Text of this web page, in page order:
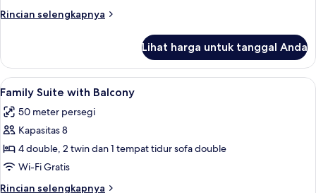
Rincian selengkapnya
Rincian
Superior
Room
with
Lihat harga untuk tanggal Anda
Lihat
semua
foto
untuk
Family
Suite
with
Family Suite with Balcony | Seprai
6
Family Suite with Balcony
50 meter persegi
Kapasitas 8
4 double, 2 twin dan 1 tempat tidur sofa double
Wi-Fi Gratis
Rincian selengkapnya
Rincian